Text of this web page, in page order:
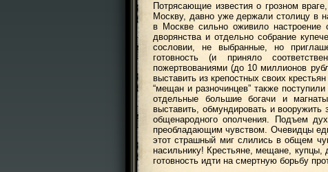
Потрясающие известия о грозном
Москву, давно уже держали столицу в
в Москве сильно оживило
дворянства и отдельно собрание
сословии, не выбранные, но
готовность (и приняло
пожертвованиями (до 10 миллионов
выставить из крепостных своих
“мещан и разночинцев” также
отдельные большие богачи и
выставить, обмундировать и
общенародного ополчения. Подъем
преобладающим чувством. Очевидцы
этот страшный миг слились в общем
насильнику! Крестьяне, мещане,
готовность идти на смертную борьбу